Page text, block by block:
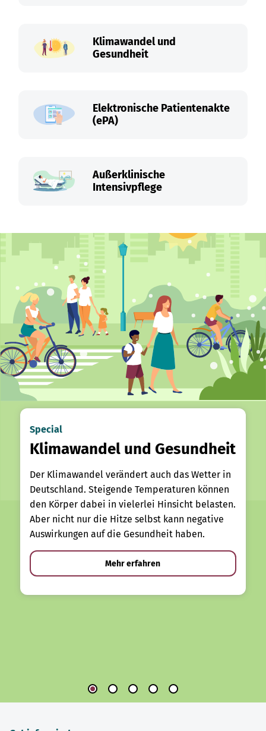
Klimawandel und
Gesundheit
Elektronische Patientenakte
(ePA)
Außerklinische
Intensivpflege
Special
Klimawandel und Gesundheit
Der Klimawandel verändert auch das Wetter in
Deutschland. Steigende Temperaturen können
den Körper dabei in vielerlei Hinsicht belasten.
Aber nicht nur die Hitze selbst kann negative
Auswirkungen auf die Gesundheit haben.
Mehr erfahren